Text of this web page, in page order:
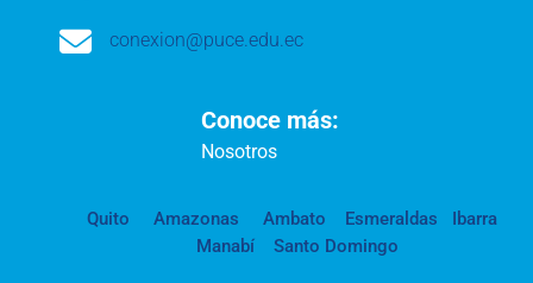
 conexion@puce.edu.ec
Conoce más:
Nosotros
Quito Amazonas Ambato Esmeraldas
Ibarra
Manabí
Santo Domingo